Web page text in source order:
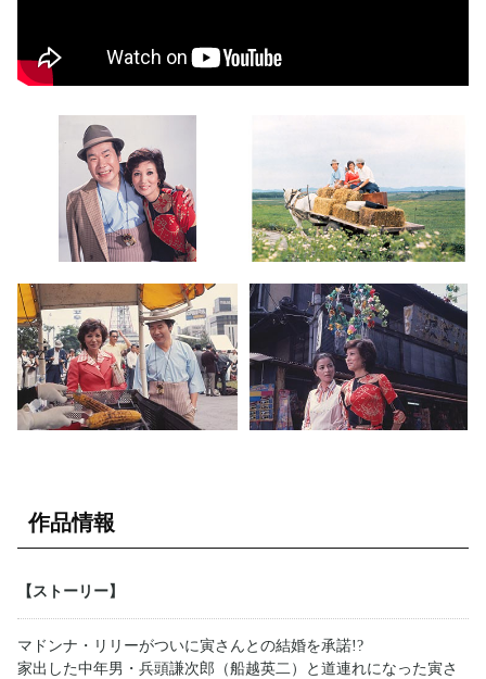
作品情報
【ストーリー】
マドンナ・リリーがついに寅さんとの結婚を承諾!?
家出した中年男・兵頭謙次郎（船越英二）と道連れになった寅さ